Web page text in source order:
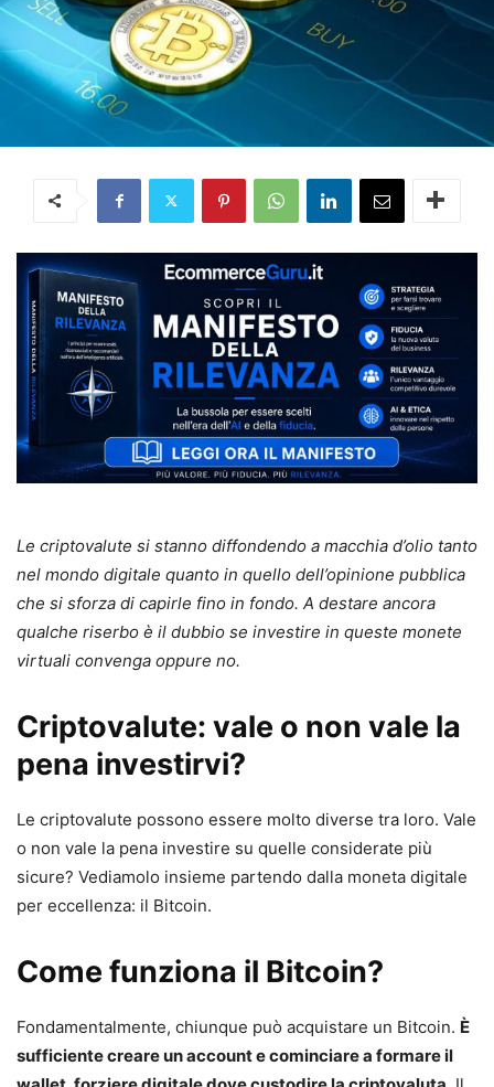
Le criptovalute si stanno diffondendo a macchia d’olio tanto
nel mondo digitale quanto in quello dell’opinione pubblica
che si sforza di capirle fino in fondo. A destare ancora
qualche riserbo è il dubbio se investire in queste monete
virtuali convenga oppure no.
Criptovalute: vale o non vale la
pena investirvi?
Le criptovalute possono essere molto diverse tra loro. Vale
o non vale la pena investire su quelle considerate più
sicure? Vediamolo insieme partendo dalla moneta digitale
per eccellenza: il Bitcoin.
Come funziona il Bitcoin?
Fondamentalmente, chiunque può acquistare un Bitcoin. È
sufficiente creare un account e cominciare a formare il